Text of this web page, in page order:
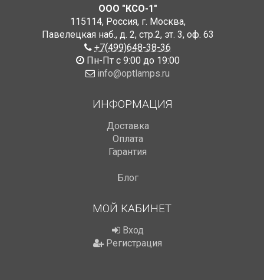
ООО "КСО-1"
115114, Россия, г. Москва,
Павелецкая наб., д. 2, стр.2, эт. 3, оф. 63
+7(499)648-38-36
Пн-Пт с 9:00 до 19:00
info@optlamps.ru
ИНФОРМАЦИЯ
Доставка
Оплата
Гарантия
Блог
МОЙ КАБИНЕТ
Вход
Регистрация